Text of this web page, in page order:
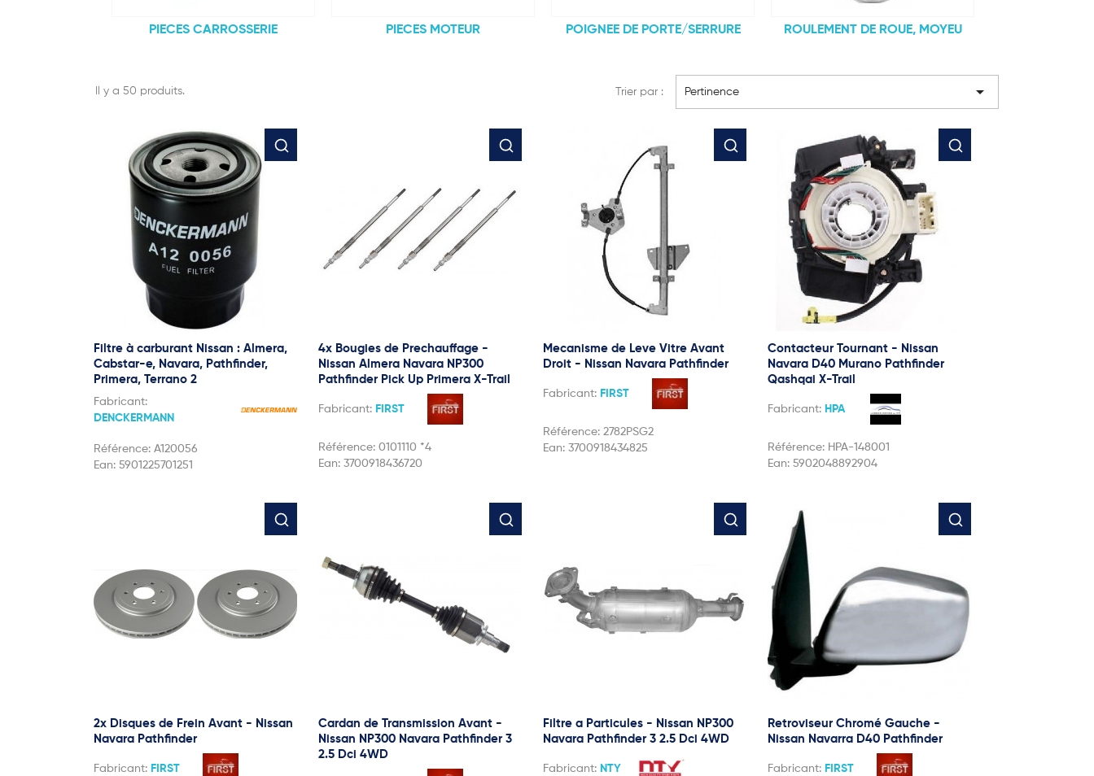
PIECES CARROSSERIE PIECES MOTEUR POIGNEE DE PORTE/SERRURE ROULEMENT DE ROUE, MOYEU
Il y a 50 produits. Trier par : Pertinence 
Filtre à carburant Nissan : Almera,
Cabstar-e, Navara, Pathfinder,
Primera, Terrano 2
Fabricant:
DENCKERMANN
Référence: A120056
Ean: 5901225701251
4x Bougies de Prechauffage -
Nissan Almera Navara NP300
Pathfinder Pick Up Primera X-Trail
Fabricant: FIRST
Référence: 0101110 *4
Ean: 3700918436720
Mecanisme de Leve Vitre Avant
Droit - Nissan Navara Pathfinder
Fabricant: FIRST
Référence: 2782PSG2
Ean: 3700918434825
Contacteur Tournant - Nissan
Navara D40 Murano Pathfinder
Qashqai X-Trail
Fabricant: HPA
Référence: HPA-148001
Ean: 5902048892904
2x Disques de Frein Avant - Nissan
Navara Pathfinder
Fabricant: FIRST
Cardan de Transmission Avant -
Nissan NP300 Navara Pathfinder 3
2.5 Dci 4WD
Filtre a Particules - Nissan NP300
Navara Pathfinder 3 2.5 Dci 4WD
Fabricant: NTY
Retroviseur Chromé Gauche -
Nissan Navarra D40 Pathfinder
Fabricant: FIRST